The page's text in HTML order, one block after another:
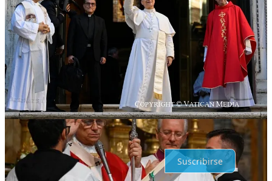
Comentarios Restacks
Lo mejor de Último
Sin posts
Por supuesto, sigue adelante.
Suscribirse
© 2026 Lanzar las Redes·Privacidad∙ Términos Aviso de